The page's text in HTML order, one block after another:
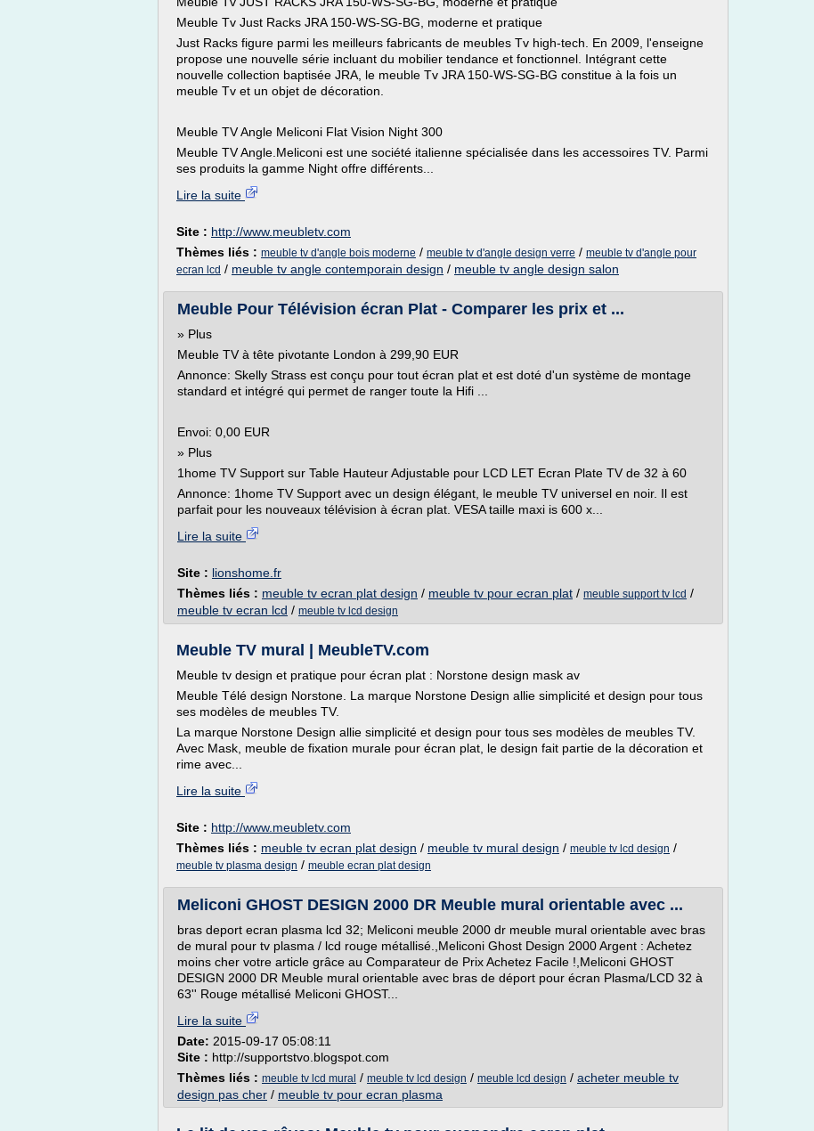
Meuble Tv Just Racks JRA 150-WS-SG-BG, moderne et pratique
Just Racks figure parmi les meilleurs fabricants de meubles Tv high-tech. En 2009, l'enseigne
propose une nouvelle série incluant du mobilier tendance et fonctionnel. Intégrant cette
nouvelle collection baptisée JRA, le meuble Tv JRA 150-WS-SG-BG constitue à la fois un
meuble Tv et un objet de décoration.
Meuble TV Angle Meliconi Flat Vision Night 300
Meuble TV Angle.Meliconi est une société italienne spécialisée dans les accessoires TV. Parmi
ses produits la gamme Night offre différents...
Lire la suite
Site : http://www.meubletv.com
Thèmes liés : meuble tv d'angle bois moderne / meuble tv d'angle design verre / meuble tv d'angle pour
ecran lcd / meuble tv angle contemporain design / meuble tv angle design salon
Meuble Pour Télévision écran Plat - Comparer les prix et ...
» Plus
Meuble TV à tête pivotante London à 299,90 EUR
Annonce: Skelly Strass est conçu pour tout écran plat et est doté d'un système de montage
standard et intégré qui permet de ranger toute la Hifi ...
Envoi: 0,00 EUR
» Plus
1home TV Support sur Table Hauteur Adjustable pour LCD LET Ecran Plate TV de 32 à 60
Annonce: 1home TV Support avec un design élégant, le meuble TV universel en noir. Il est
parfait pour les nouveaux télévision à écran plat. VESA taille maxi is 600 x...
Lire la suite
Site : lionshome.fr
Thèmes liés : meuble tv ecran plat design / meuble tv pour ecran plat / meuble support tv lcd /
meuble tv ecran lcd / meuble tv lcd design
Meuble TV mural | MeubleTV.com
Meuble tv design et pratique pour écran plat : Norstone design mask av
Meuble Télé design Norstone. La marque Norstone Design allie simplicité et design pour tous
ses modèles de meubles TV.
La marque Norstone Design allie simplicité et design pour tous ses modèles de meubles TV.
Avec Mask, meuble de fixation murale pour écran plat, le design fait partie de la décoration et
rime avec...
Lire la suite
Site : http://www.meubletv.com
Thèmes liés : meuble tv ecran plat design / meuble tv mural design / meuble tv lcd design /
meuble tv plasma design / meuble ecran plat design
Meliconi GHOST DESIGN 2000 DR Meuble mural orientable avec ...
bras deport ecran plasma lcd 32; Meliconi meuble 2000 dr meuble mural orientable avec bras
de mural pour tv plasma / lcd rouge métallisé.,Meliconi Ghost Design 2000 Argent : Achetez
moins cher votre article grâce au Comparateur de Prix Achetez Facile !,Meliconi GHOST
DESIGN 2000 DR Meuble mural orientable avec bras de déport pour écran Plasma/LCD 32 à
63'' Rouge métallisé Meliconi GHOST...
Lire la suite
Date: 2015-09-17 05:08:11
Site : http://supportstvo.blogspot.com
Thèmes liés : meuble tv lcd mural / meuble tv lcd design / meuble lcd design / acheter meuble tv
design pas cher / meuble tv pour ecran plasma